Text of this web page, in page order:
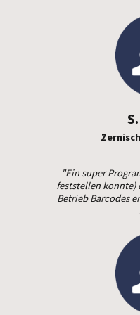
"Ein super
feststellen konnte)
Betrieb Barcodes